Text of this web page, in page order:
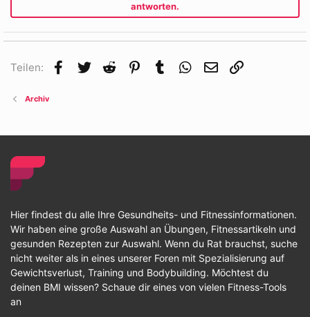
antworten.
Teilen: Facebook
Twitter Reddit Pinterest
Tumblr WhatsApp
E-Mail
Archiv
Hier findest du alle Ihre Gesundheits- und Fitnessinformationen.
Wir haben eine große Auswahl an Übungen, Fitnessartikeln und
gesunden Rezepten zur Auswahl. Wenn du Rat brauchst, suche
nicht weiter als in eines unserer Foren mit Spezialisierung auf
Gewichtsverlust, Training und Bodybuilding. Möchtest du
deinen BMI wissen? Schaue dir eines von vielen Fitness-Tools
an